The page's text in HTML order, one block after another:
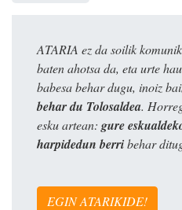
ATARIA ez da soilik
baten ahotsa da, eta urte
babesa behar dugu, inoiz
behar du Tolosaldea.
esku artean: gure
harpidedun berribehar
EGIN ATARIKIDE!